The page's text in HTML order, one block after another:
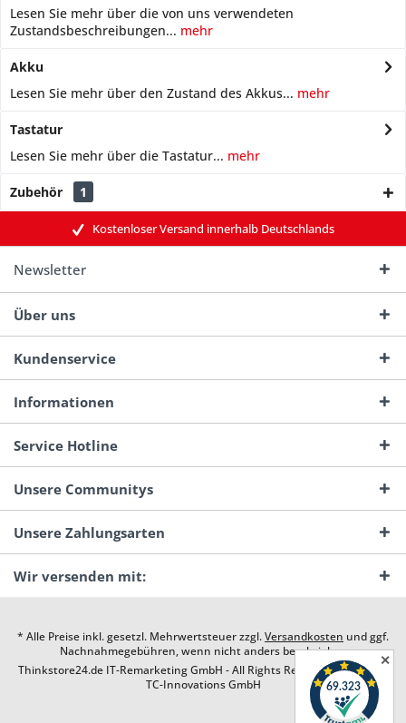
Lesen Sie mehr über die von uns verwendeten
Zustandsbeschreibungen... mehr
Akku
Lesen Sie mehr über den Zustand des Akkus... mehr
Tastatur
Lesen Sie mehr über die Tastatur... mehr
Zubehör 1
Kostenloser Versand innerhalb Deutschlands
Newsletter
Über uns
Kundenservice
Informationen
Service Hotline
Unsere Communitys
Unsere Zahlungsarten
Wir versenden mit:
* Alle Preise inkl. gesetzl. Mehrwertsteuer zzgl.Versandkosten und ggf.
Nachnahmegebühren, wenn nicht anders beschrieben
Thinkstore24.de IT-Remarketing GmbH - All Rights Reserved. Design by
TC-Innovations GmbH
✕